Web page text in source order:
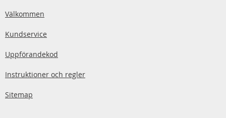
Välkommen
Kundservice
Uppförandekod
Instruktioner och regler
Sitemap